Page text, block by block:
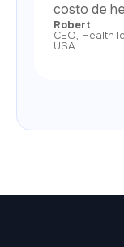
costo de
Robert
CEO,
USA